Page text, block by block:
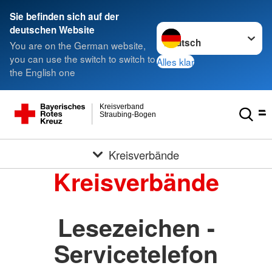
Sie befinden sich auf der
deutschen Website
You are on the German website,
you can use the switch to switch to
the English one
Sprache wechseln zu
Alles klar
Straubing-Bogen
Kreisverband
Kreisverbände
Kreisverbände
Lesezeichen -
Servicetelefon